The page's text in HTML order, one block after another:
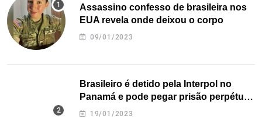
Assassino confesso de brasileira nos
EUA revela onde deixou o corpo
09/01/2023
Brasileiro é detido pela Interpol no
Panamá e pode pegar prisão perpétua
nos EUA
19/01/2023